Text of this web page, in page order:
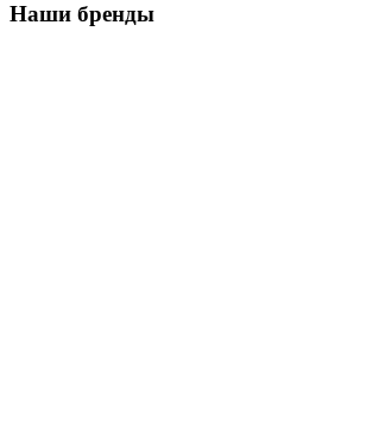
Наши бренды